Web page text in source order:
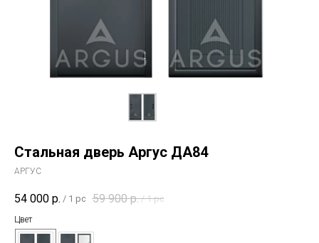
Стальная дверь Аргус ДА84
АРГУС
54 000 р. / 1 pc 59 900 р. / 1 pc
Цвет